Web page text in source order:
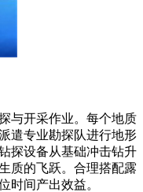
与开采作业。每个地质
遣专业勘探队进行地形
探设备从基础冲击钻升
质的飞跃。合理搭配露
时间产出效益。